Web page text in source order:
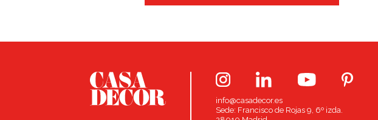
info@casadecor.es
Sede: Francisco de Rojas 9, 6º izda.